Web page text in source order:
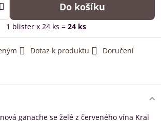
Do košíku
1 blister x 24 ks = 24 ks
Dotaz k produktu Doručení
ganache se želé z červeného vína Kral